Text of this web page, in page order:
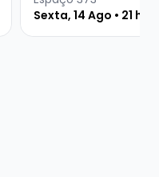
Sexta, 14 Ago • 21